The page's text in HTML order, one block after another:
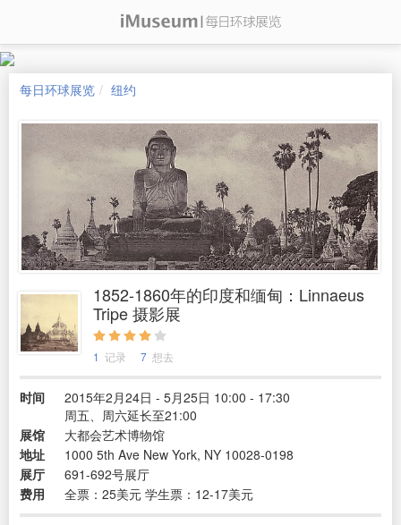
每日环球展览 纽约
1852-1860年的印度和缅甸：Linnaeus
Tripe 摄影展
1 记录 7 想去
时间
2015年2月24日 - 5月25日 10:00 - 17:30
周五、周六延长至21:00
展馆
大都会艺术博物馆
地址
1000 5th Ave New York, NY 10028-0198
展厅
691-692号展厅
费用
全票：25美元 学生票：12-17美元